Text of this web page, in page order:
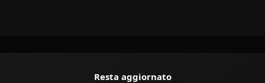
Resta aggiornato